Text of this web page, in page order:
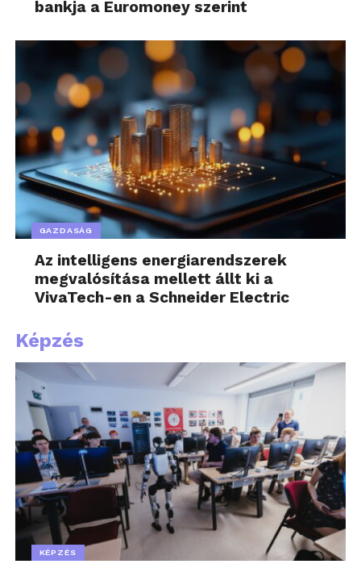
bankja a Euromoney szerint
GAZDASÁG
Az intelligens energiarendszerek
megvalósítása mellett állt ki a
VivaTech-en a Schneider Electric
Képzés
KÉPZÉS